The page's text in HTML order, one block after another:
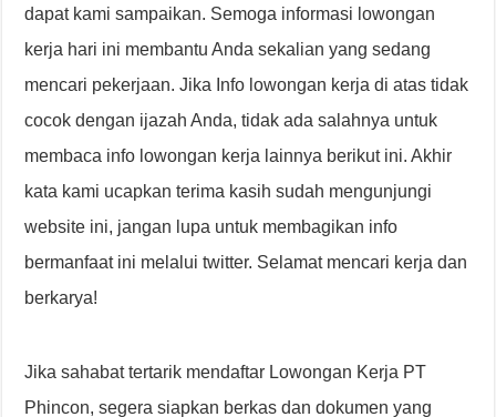
dapat kami sampaikan. Semoga informasi lowongan
kerja hari ini membantu Anda sekalian yang sedang
mencari pekerjaan. Jika Info lowongan kerja di atas tidak
cocok dengan ijazah Anda, tidak ada salahnya untuk
membaca info lowongan kerja lainnya berikut ini. Akhir
kata kami ucapkan terima kasih sudah mengunjungi
website ini, jangan lupa untuk membagikan info
bermanfaat ini melalui twitter. Selamat mencari kerja dan
berkarya!
Jika sahabat tertarik mendaftar Lowongan Kerja PT
Phincon, segera siapkan berkas dan dokumen yang